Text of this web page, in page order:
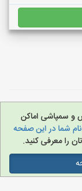
و سمپاشی اماکن
شما در این صفحه
را معرفی کنید.